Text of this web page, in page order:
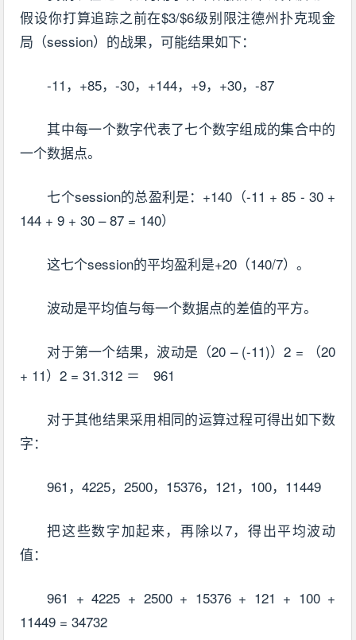
假设你打算追踪之前在$3/$6级别限注德州扑克现金
局（session）的战果，可能结果如下：
-11，+85，-30，+144，+9，+30，-87
其中每一个数字代表了七个数字组成的集合中的
一个数据点。
七个session的总盈利是：+140（-11 + 85 - 30 +
144 + 9 + 30 – 87 = 140）
这七个session的平均盈利是+20（140/7）。
波动是平均值与每一个数据点的差值的平方。
对于第一个结果，波动是（20 – (-11)）2 = （20
+ 11）2 = 31.312 ＝ 961
对于其他结果采用相同的运算过程可得出如下数
字：
961，4225，2500，15376，121，100，11449
把这些数字加起来，再除以7，得出平均波动
值：
961 + 4225 + 2500 + 15376 + 121 + 100 +
11449 = 34732